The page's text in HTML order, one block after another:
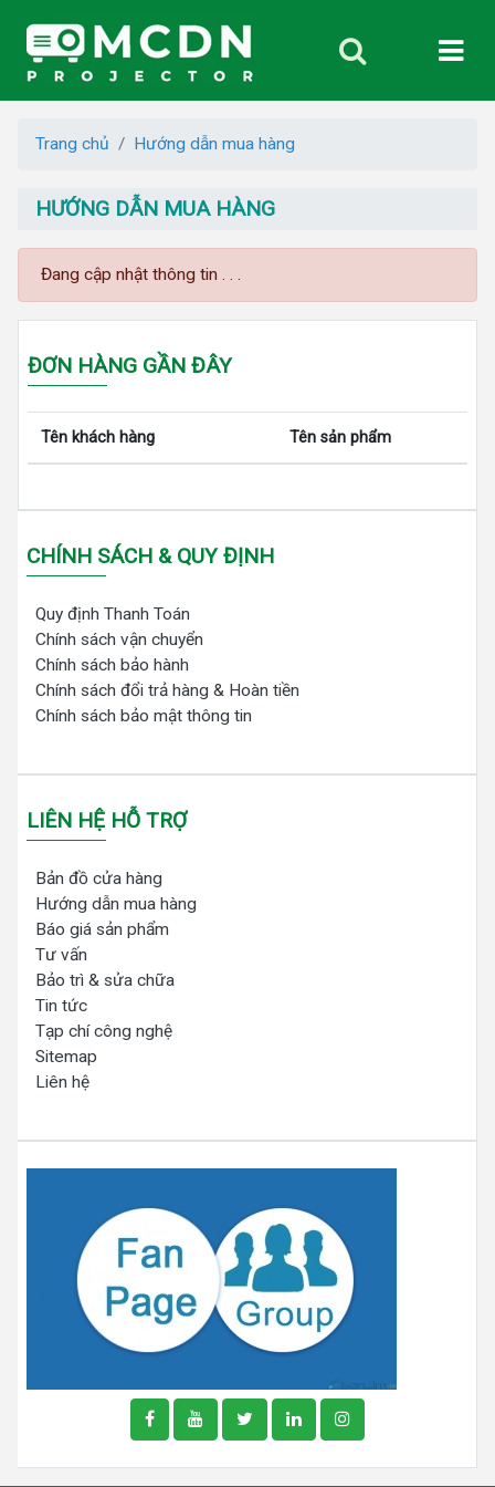
Trang chủ Hướng dẫn mua hàng
HƯỚNG DẪN MUA HÀNG
Đang cập nhật thông tin . . .
ĐƠN HÀNG GẦN ĐÂY
Tên khách hàng Tên sản phẩm
CHÍNH SÁCH & QUY ĐỊNH
Quy định Thanh Toán
Chính sách vận chuyển
Chính sách bảo hành
Chính sách đổi trả hàng & Hoàn tiền
Chính sách bảo mật thông tin
LIÊN HỆ HỖ TRỢ
Bản đồ cửa hàng
Hướng dẫn mua hàng
Báo giá sản phẩm
Tư vấn
Bảo trì & sửa chữa
Tin tức
Tạp chí công nghệ
Sitemap
Liên hệ